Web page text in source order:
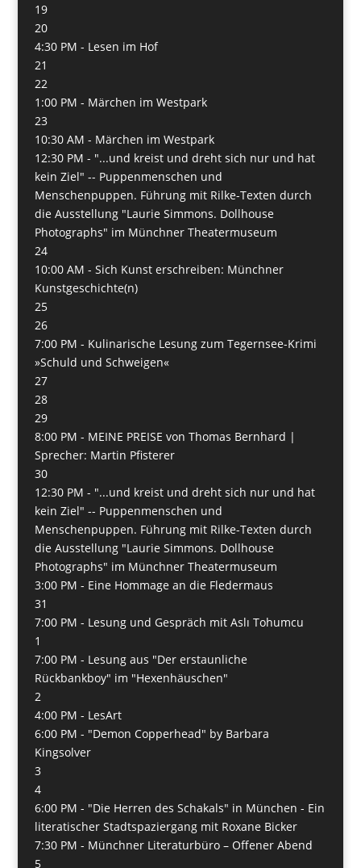
19
20
4:30 PM - Lesen im Hof
21
22
1:00 PM - Märchen im Westpark
23
10:30 AM - Märchen im Westpark
12:30 PM - "...und kreist und dreht sich nur und hat
kein Ziel" -- Puppenmenschen und
Menschenpuppen. Führung mit Rilke-Texten durch
die Ausstellung "Laurie Simmons. Dollhouse
Photographs" im Münchner Theatermuseum
24
10:00 AM - Sich Kunst erschreiben: Münchner
Kunstgeschichte(n)
25
26
7:00 PM - Kulinarische Lesung zum Tegernsee-Krimi
»Schuld und Schweigen«
27
28
29
8:00 PM - MEINE PREISE von Thomas Bernhard |
Sprecher: Martin Pfisterer
30
12:30 PM - "...und kreist und dreht sich nur und hat
kein Ziel" -- Puppenmenschen und
Menschenpuppen. Führung mit Rilke-Texten durch
die Ausstellung "Laurie Simmons. Dollhouse
Photographs" im Münchner Theatermuseum
3:00 PM - Eine Hommage an die Fledermaus
31
7:00 PM - Lesung und Gespräch mit Aslı Tohumcu
1
7:00 PM - Lesung aus "Der erstaunliche
Rückbankboy" im "Hexenhäuschen"
2
4:00 PM - LesArt
6:00 PM - "Demon Copperhead" by Barbara
Kingsolver
3
4
6:00 PM - "Die Herren des Schakals" in München - Ein
literatischer Stadtspaziergang mit Roxane Bicker
7:30 PM - Münchner Literaturbüro – Offener Abend
5